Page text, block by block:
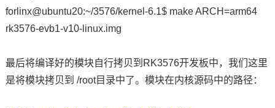
forlinx@ubuntu20:~/3576/kernel-6.1$ make ARCH=arm64
rk3576-evb1-v10-linux.img
最后将编译好的模块自行拷贝到RK3576开发板中，我们这里
是将模块拷贝到 /root目录中了。模块在内核源码中的路径：